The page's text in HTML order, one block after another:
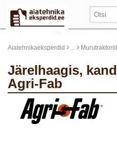
Aiatehnikaeksperdid › ... › Murutraktorid
Järelhaagis, kandevõime 159 kg,
Agri-Fab